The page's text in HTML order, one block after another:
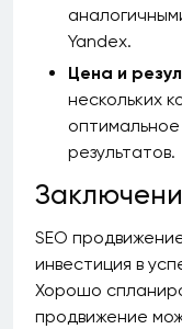
Yandex.
Цена и
нескольких
результатов.
SEO
инвестиция в
Хорошо
продвижение